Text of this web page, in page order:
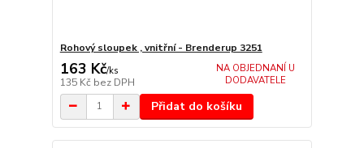
Rohový sloupek , vnitřní - Brenderup 3251
163 Kč/ks
135 Kč bez DPH
NA OBJEDNANÍ U
DODAVATELE
Přidat do košíku